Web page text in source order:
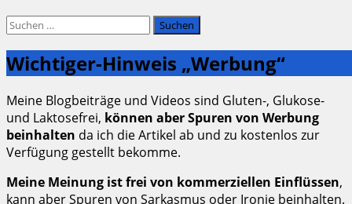
Suchen
Wichtiger-Hinweis „Werbung“
Meine Blogbeiträge und Videos sind Gluten-, Glukose-
und Laktosefrei, können aber Spuren von Werbung
beinhalten da ich die Artikel ab und zu kostenlos zur
Verfügung gestellt bekomme.
Meine Meinung ist frei von kommerziellen Einflüssen,
kann aber Spuren von Sarkasmus oder Ironie beinhalten.